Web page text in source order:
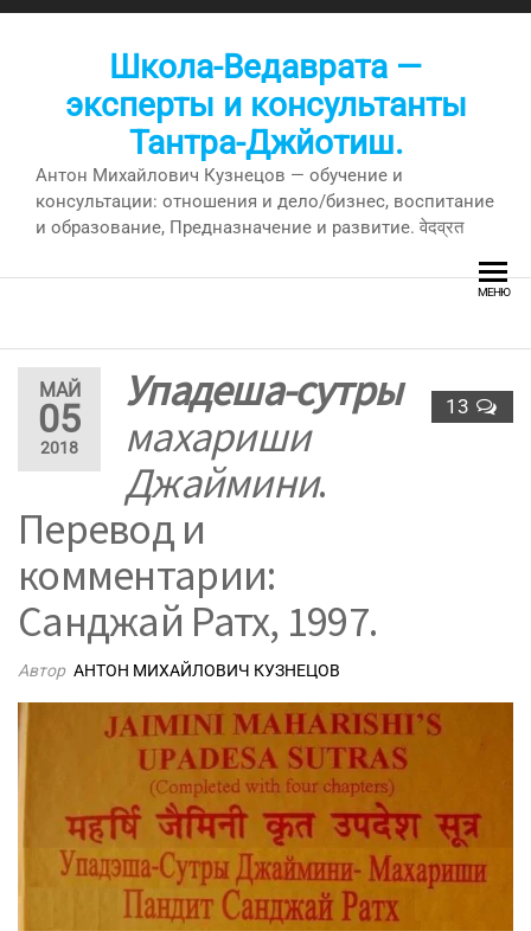
Перейти
Школа-Ведаврата —
эксперты и консультанты
Тантра-Джйотиш.
Антон Михайлович Кузнецов — обучение и
консультации: отношения и дело/бизнес, воспитание
и образование, Предназначение и развитие. वेदव्रत
МЕНЮ
МАЙ
05
2018
13
Упадеша-сутры
махариши
Джаймини.
Перевод и
комментарии:
Санджай Ратх, 1997.
Автор АНТОН МИХАЙЛОВИЧ КУЗНЕЦОВ